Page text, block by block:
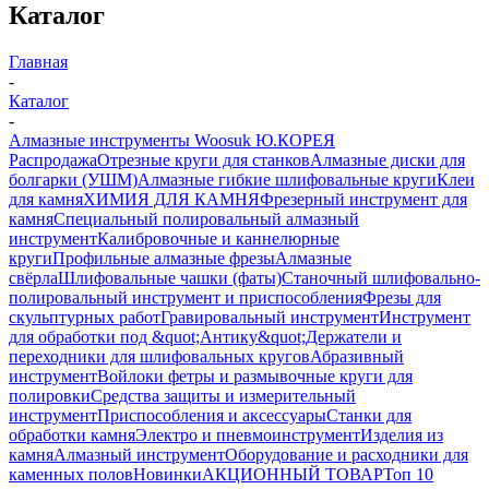
Каталог
Главная
-
Каталог
-
Алмазные инструменты Woosuk Ю.КОРЕЯ
РаспродажаОтрезные круги для станковАлмазные диски для
болгарки (УШМ)Алмазные гибкие шлифовальные кругиКлеи
для камняХИМИЯ ДЛЯ КАМНЯФрезерный инструмент для
камняСпециальный полировальный алмазный
инструментКалибровочные и каннелюрные
кругиПрофильные алмазные фрезыАлмазные
свёрлаШлифовальные чашки (фаты)Станочный шлифовально-
полировальный инструмент и приспособленияФрезы для
скульптурных работГравировальный инструментИнструмент
для обработки под &quot;Антику&quot;Держатели и
переходники для шлифовальных круговАбразивный
инструментВойлоки фетры и размывочные круги для
полировкиСредства защиты и измерительный
инструментПриспособления и аксессуарыСтанки для
обработки камняЭлектро и пневмоинструментИзделия из
камняАлмазный инструментОборудование и расходники для
каменных половНовинкиАКЦИОННЫЙ ТОВАРТоп 10